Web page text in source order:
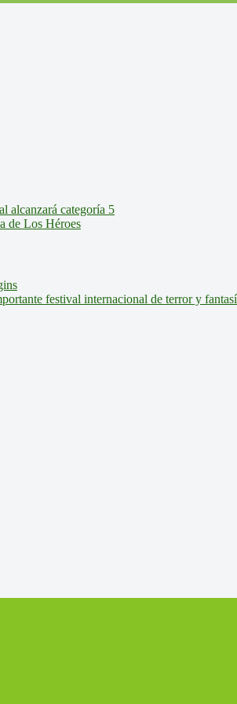
alcanzará categoría 5
de Los Héroes
festival internacional de terror y